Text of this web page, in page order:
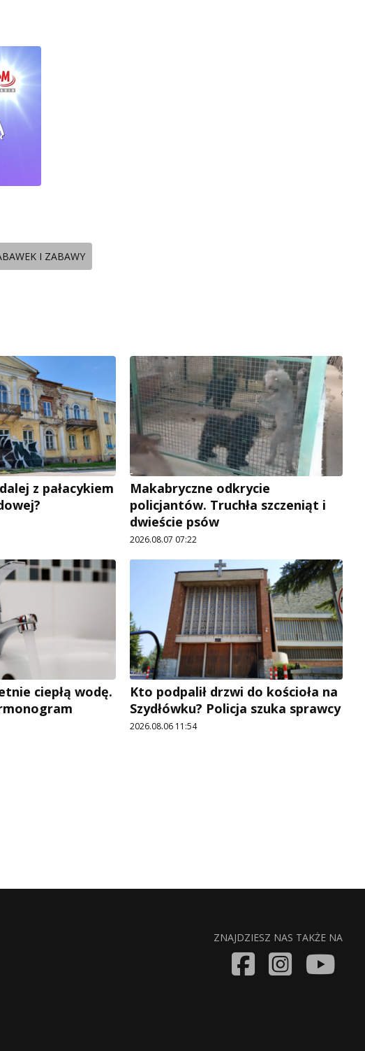
I ZABAWY
z pałacykiem
Makabryczne odkrycie
policjantów. Truchła szczeniąt i
dwieście psów
2026.08.07 07:22
ciepłą wodę.
Kto podpalił drzwi do kościoła na
Szydłówku? Policja szuka sprawcy
2026.08.06 11:54
ZNAJDZIESZ NAS TAKŻE NA